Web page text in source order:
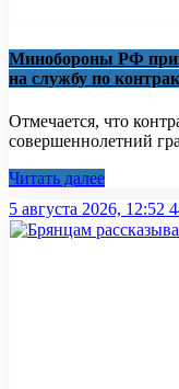
Минобoроны РФ
на службу по
Отмечается, что
совершеннолетний
Читать далее
5 августа 2026, 12:52